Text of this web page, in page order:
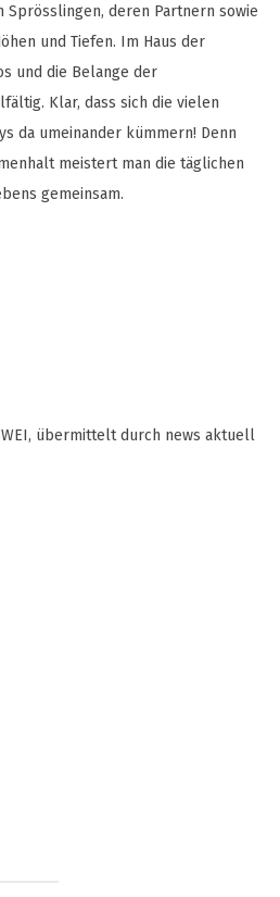
deren Partnern sowie
und Tiefen. Im Haus der
und die Belange der
Klar, dass sich die vielen
da umeinander kümmern! Denn
meistert man die täglichen
gemeinsam.
übermittelt durch news aktuell